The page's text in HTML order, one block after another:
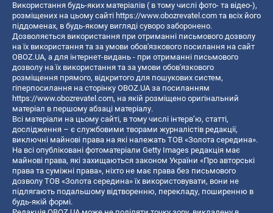
Використання будь-яких матеріалів ( в тому числі фото- та відео-),
розміщених на цьому сайті https://www.obozrevatel.com та всіх його
піддоменах, в будь-якому вигляді суворо заборонено.
Дозволяється використання при отриманні письмового дозволу
на їх використання та за умови обов'язкового посилання на сайт
OBOZ.UA, а для інтернет-видань - при отриманні письмового
дозволу на їх використання та за умови обов'язкового
розміщення прямого, відкритого для пошукових систем,
гіперпосилання на сторінку OBOZ.UA за посиланням
https://www.obozrevatel.com, на якій розміщено оригінальний
матеріал в першому абзаці матеріалу.
Всі матеріали на цьому сайті, в тому числі інтерв’ю, статті,
дослідження – є службовими творами журналістів редакції,
виключні майнові права на які належать ТОВ «Золота середина».
На всі опубліковані фотоматеріали Getty Images редакція має
майнові права, які захищаються законом України «Про авторські
права та суміжні права», ніхто не має права без письмового
дозволу ТОВ «Золота середина» їх використовувати, вони не
підлягають подальшому відтворенню, перекладу, поширенню в
будь-якій формі.